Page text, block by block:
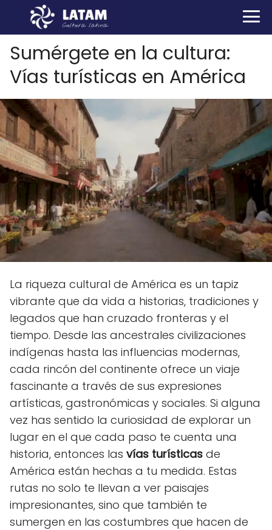
Sumérgete en la cultura:
Vías turísticas en América
La riqueza cultural de América es un tapiz
vibrante que da vida a historias, tradiciones y
legados que han cruzado fronteras y el
tiempo. Desde las ancestrales civilizaciones
indígenas hasta las influencias modernas,
cada rincón del continente ofrece un viaje
fascinante a través de sus expresiones
artísticas, gastronómicas y sociales. Si alguna
vez has sentido la curiosidad de explorar un
lugar en el que cada paso te cuenta una
historia, entonces las vías turísticas de
América están hechas a tu medida. Estas
rutas no solo te llevan a ver paisajes
impresionantes, sino que también te
sumergen en las costumbres que hacen de